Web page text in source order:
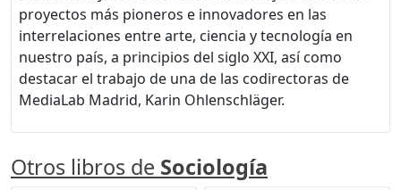
proyectos más pioneros e innovadores en las
interrelaciones entre arte, ciencia y tecnología en
nuestro país, a principios del siglo XXI, así como
destacar el trabajo de una de las codirectoras de
MediaLab Madrid, Karin Ohlenschläger.
Otros libros de Sociología